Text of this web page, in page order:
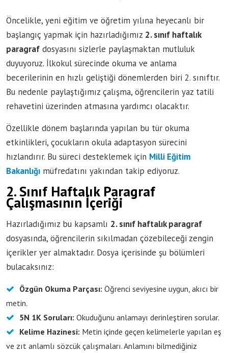
Öncelikle, yeni eğitim ve öğretim yılına heyecanlı bir
başlangıç yapmak için hazırladığımız 2. sınıf haftalık
paragraf dosyasını sizlerle paylaşmaktan mutluluk
duyuyoruz. İlkokul sürecinde okuma ve anlama
becerilerinin en hızlı geliştiği dönemlerden biri 2. sınıftır.
Bu nedenle paylaştığımız çalışma, öğrencilerin yaz tatili
rehavetini üzerinden atmasına yardımcı olacaktır.
Özellikle dönem başlarında yapılan bu tür okuma
etkinlikleri, çocukların okula adaptasyon sürecini
hızlandırır. Bu süreci desteklemek için Milli Eğitim
Bakanlığı müfredatını yakından takip ediyoruz.
2. Sınıf Haftalık Paragraf
Çalışmasının İçeriği
Hazırladığımız bu kapsamlı 2. sınıf haftalık paragraf
dosyasında, öğrencilerin sıkılmadan çözebileceği zengin
içerikler yer almaktadır. Dosya içerisinde şu bölümleri
bulacaksınız:
Özgün Okuma Parçası: Öğrenci seviyesine uygun, akıcı bir
metin.
5N 1K Soruları: Okuduğunu anlamayı derinleştiren sorular.
Kelime Hazinesi: Metin içinde geçen kelimelerle yapılan eş
ve zıt anlamlı sözcük çalışmaları. Anlamını bilmediğiniz